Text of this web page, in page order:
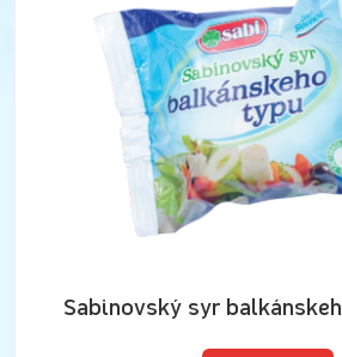
Sabinovský syr